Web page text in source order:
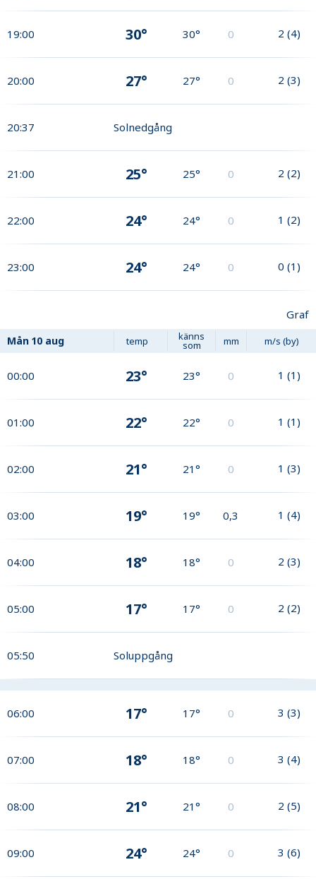
19:00 30° 30° 0 2 (4)
20:00 27° 27° 0 2 (3)
20:37 Solnedgång
21:00 25° 25° 0 2 (2)
22:00 24° 24° 0 1 (2)
23:00 24° 24° 0 0 (1)
Graf
Mån 10 aug temp känns
som mm m/s (by)
00:00 23° 23° 0 1 (1)
01:00 22° 22° 0 1 (1)
02:00 21° 21° 0 1 (3)
03:00 19° 19° 0,3 1 (4)
04:00 18° 18° 0 2 (3)
05:00 17° 17° 0 2 (2)
05:50 Soluppgång
06:00 17° 17° 0 3 (3)
07:00 18° 18° 0 3 (4)
08:00 21° 21° 0 2 (5)
09:00 24° 24° 0 3 (6)